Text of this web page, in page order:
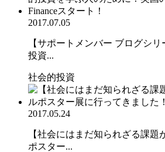
2017.07.05
【サポートメンバー ブログシ
投資...
社会的投資
2017.05.24
【社会にはまだ知られざる課題
ポスター...